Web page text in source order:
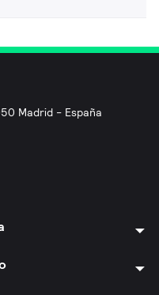
Madrid - España